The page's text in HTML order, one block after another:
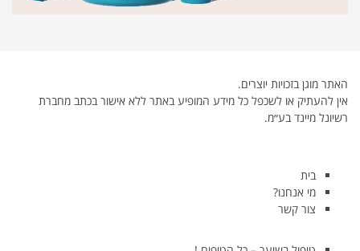
האתר מוגן בזכויות יוצרים.
אין להעתיק או לשכפל כל מידע המופיע באתר ללא אישור בכתב מחברת
רשיונל מיינד בע״מ.
בית
מי אנחנו?
צור קשר